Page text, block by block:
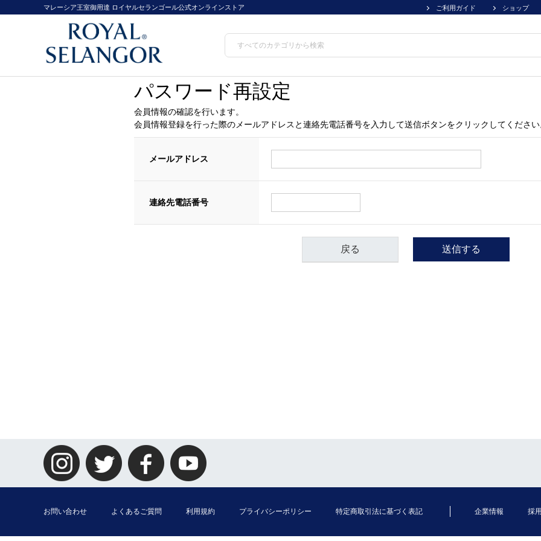
マレーシア王室御用達 ロイヤルセランゴール公式オンラインストア ご利用ガイド ショップ
パスワード再設定
会員情報の確認を行います。
会員情報登録を行った際のメールアドレスと連絡先電話番号を入力して送信ボタンをクリックしてください
メールアドレス
連絡先電話番号
戻る
お問い合わせ よくあるご質問 利用規約 プライバシーポリシー 特定商取引法に基づく表記 企業情報 採